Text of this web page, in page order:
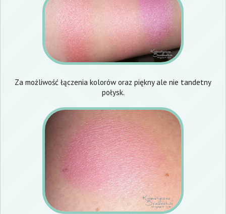
Za możliwość łączenia kolorów oraz piękny ale nie tandetny
połysk.